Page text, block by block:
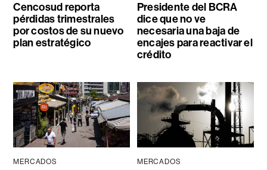
Cencosud reporta
pérdidas trimestrales
por costos de su nuevo
plan estratégico
Presidente del BCRA
dice que no ve
necesaria una baja de
encajes para reactivar el
crédito
MERCADOS MERCADOS